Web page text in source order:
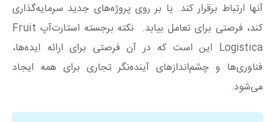
آنها ارتباط برقرار کند. یا بر روی پروژه‌های جدید سرمایه‌گذاری
کند، فرصتی برای تعامل بیابد. نکته برجسته استارت‌آپ Fruit
Logistica این است که در آن فرصتی برای ارائه ایده‌ها،
فناوری‌ها و چشم‌اندازهای آینده‌نگر تجاری برای همه ایجاد
می‌شود.